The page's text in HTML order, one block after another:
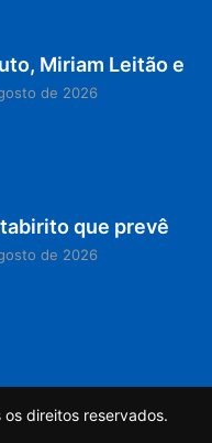
Miriam Leitão e
de 2026
que prevê
de 2026
direitos reservados.